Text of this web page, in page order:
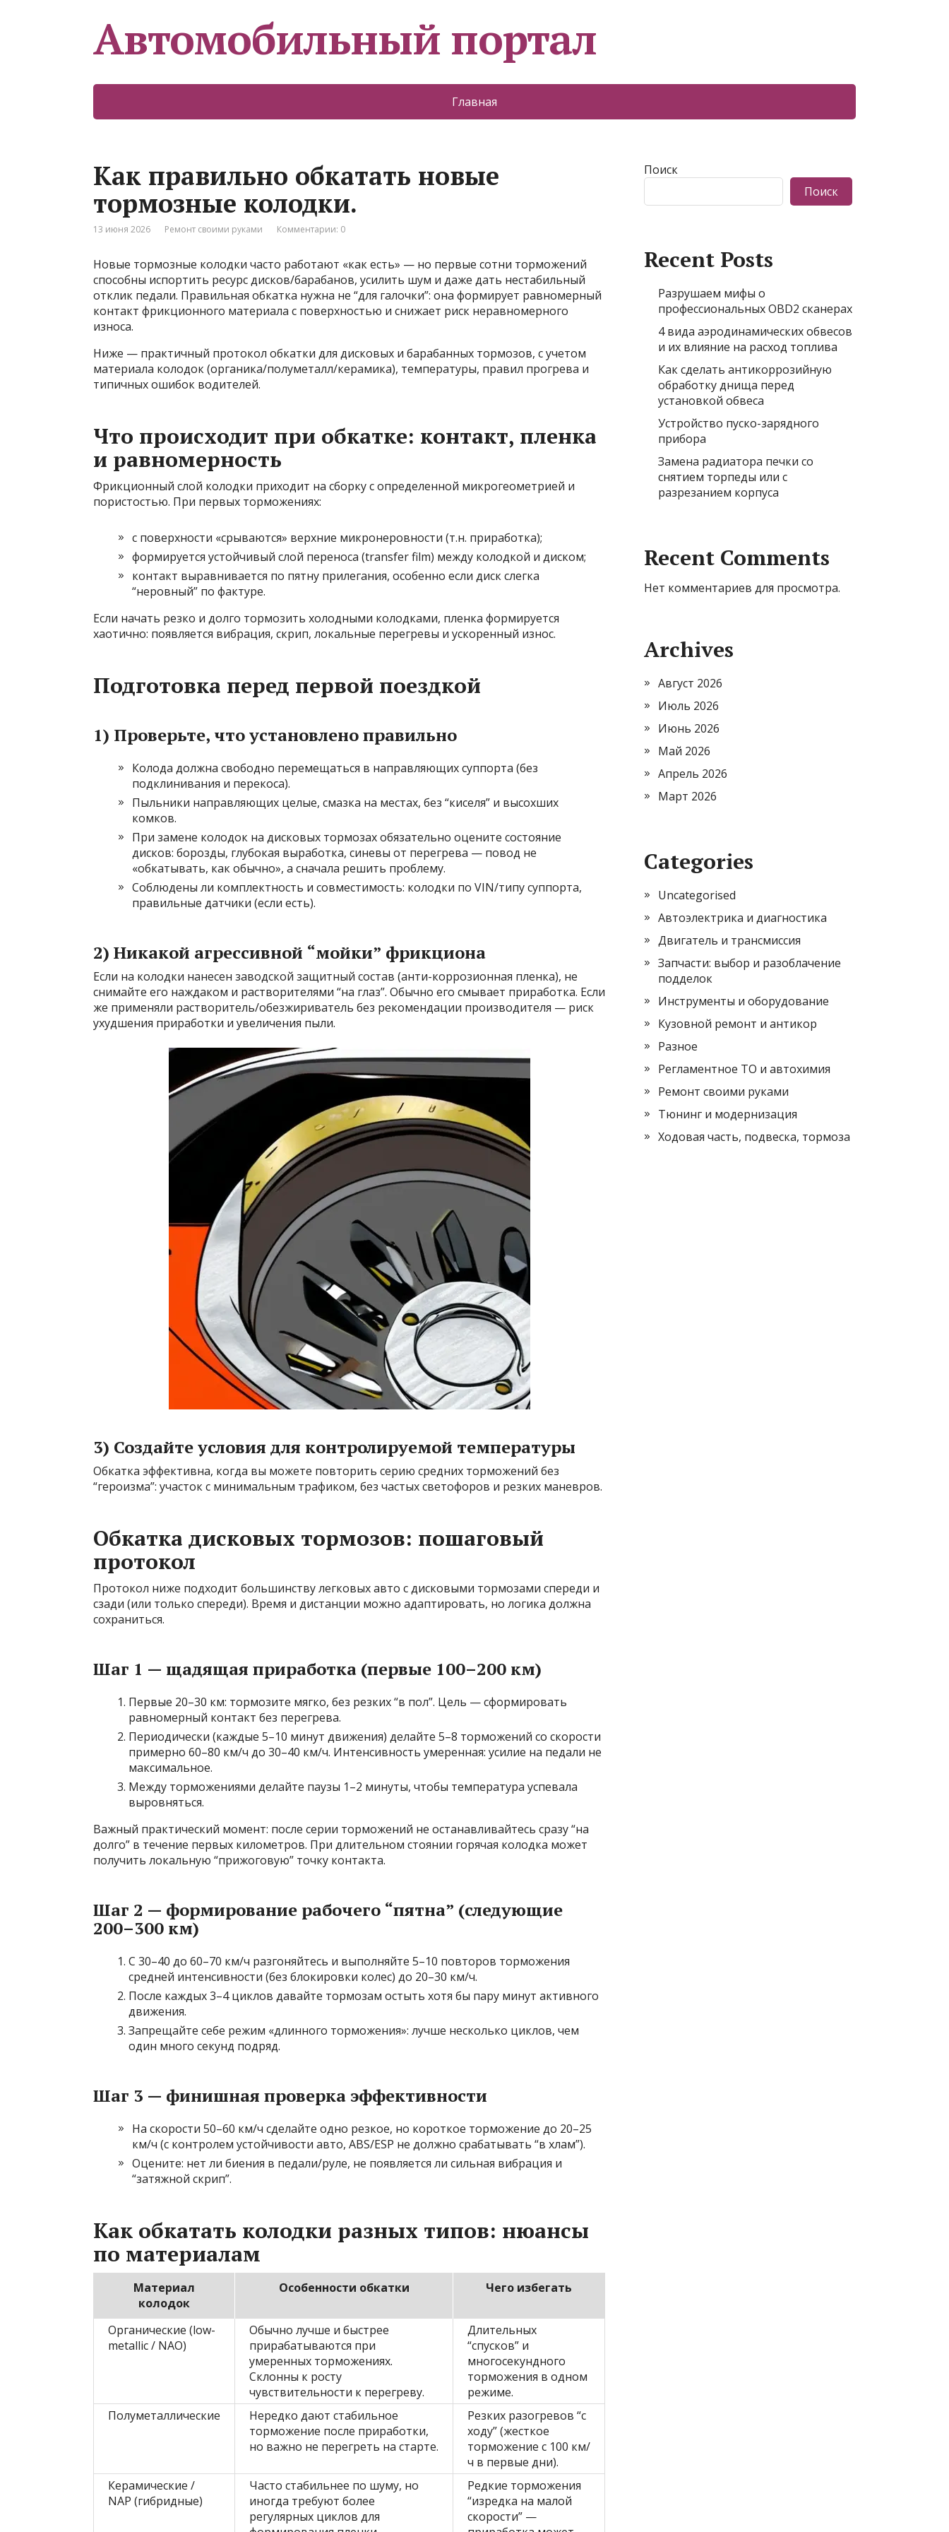
Автомобильный портал
Главная
Как правильно обкатать новые
тормозные колодки.
13 июня 2026 Ремонт своими руками Комментарии: 0
Новые тормозные колодки часто работают «как есть» — но первые сотни торможений
способны испортить ресурс дисков/барабанов, усилить шум и даже дать нестабильный
отклик педали. Правильная обкатка нужна не “для галочки”: она формирует равномерный
контакт фрикционного материала с поверхностью и снижает риск неравномерного
износа.
Ниже — практичный протокол обкатки для дисковых и барабанных тормозов, с учетом
материала колодок (органика/полуметалл/керамика), температуры, правил прогрева и
типичных ошибок водителей.
Что происходит при обкатке: контакт, пленка
и равномерность
Фрикционный слой колодки приходит на сборку с определенной микрогеометрией и
пористостью. При первых торможениях:
с поверхности «срываются» верхние микронеровности (т.н. приработка);
формируется устойчивый слой переноса (transfer film) между колодкой и диском;
контакт выравнивается по пятну прилегания, особенно если диск слегка
“неровный” по фактуре.
Если начать резко и долго тормозить холодными колодками, пленка формируется
хаотично: появляется вибрация, скрип, локальные перегревы и ускоренный износ.
Подготовка перед первой поездкой
1) Проверьте, что установлено правильно
Колода должна свободно перемещаться в направляющих суппорта (без
подклинивания и перекоса).
Пыльники направляющих целые, смазка на местах, без “киселя” и высохших
комков.
При замене колодок на дисковых тормозах обязательно оцените состояние
дисков: борозды, глубокая выработка, синевы от перегрева — повод не
«обкатывать, как обычно», а сначала решить проблему.
Соблюдены ли комплектность и совместимость: колодки по VIN/типу суппорта,
правильные датчики (если есть).
2) Никакой агрессивной “мойки” фрикциона
Если на колодки нанесен заводской защитный состав (анти-коррозионная пленка), не
снимайте его наждаком и растворителями “на глаз”. Обычно его смывает приработка. Если
же применяли растворитель/обезжириватель без рекомендации производителя — риск
ухудшения приработки и увеличения пыли.
3) Создайте условия для контролируемой температуры
Обкатка эффективна, когда вы можете повторить серию средних торможений без
“героизма”: участок с минимальным трафиком, без частых светофоров и резких маневров.
Обкатка дисковых тормозов: пошаговый
протокол
Протокол ниже подходит большинству легковых авто с дисковыми тормозами спереди и
сзади (или только спереди). Время и дистанции можно адаптировать, но логика должна
сохраниться.
Шаг 1 — щадящая приработка (первые 100–200 км)
Первые 20–30 км: тормозите мягко, без резких “в пол”. Цель — сформировать
равномерный контакт без перегрева.
Периодически (каждые 5–10 минут движения) делайте 5–8 торможений со скорости
примерно 60–80 км/ч до 30–40 км/ч. Интенсивность умеренная: усилие на педали не
максимальное.
Между торможениями делайте паузы 1–2 минуты, чтобы температура успевала
выровняться.
Важный практический момент: после серии торможений не останавливайтесь сразу “на
долго” в течение первых километров. При длительном стоянии горячая колодка может
получить локальную “прижоговую” точку контакта.
Шаг 2 — формирование рабочего “пятна” (следующие
200–300 км)
С 30–40 до 60–70 км/ч разгоняйтесь и выполняйте 5–10 повторов торможения
средней интенсивности (без блокировки колес) до 20–30 км/ч.
После каждых 3–4 циклов давайте тормозам остыть хотя бы пару минут активного
движения.
Запрещайте себе режим «длинного торможения»: лучше несколько циклов, чем
один много секунд подряд.
Шаг 3 — финишная проверка эффективности
На скорости 50–60 км/ч сделайте одно резкое, но короткое торможение до 20–25
км/ч (с контролем устойчивости авто, ABS/ESP не должно срабатывать “в хлам”).
Оцените: нет ли биения в педали/руле, не появляется ли сильная вибрация и
“затяжной скрип”.
Как обкатать колодки разных типов: нюансы
по материалам
Материал
колодок
Особенности обкатки Чего избегать
Органические (low-
metallic / NAO)
Обычно лучше и быстрее
прирабатываются при
умеренных торможениях.
Склонны к росту
чувствительности к перегреву.
Длительных
“спусков” и
многосекундного
торможения в одном
режиме.
Полуметаллические
Нередко дают стабильное
торможение после приработки,
но важно не перегреть на старте.
Резких разогревов “с
ходу” (жесткое
торможение с 100 км/
ч в первые дни).
Керамические /
NAP (гибридные)
Часто стабильнее по шуму, но
иногда требуют более
регулярных циклов для
Редкие торможения
“изредка на малой
скорости” —
Поиск
Поиск
Recent Posts
Разрушаем мифы о
профессиональных OBD2 сканерах
4 вида аэродинамических обвесов
и их влияние на расход топлива
Как сделать антикоррозийную
обработку днища перед
установкой обвеса
Устройство пуско-зарядного
прибора
Замена радиатора печки со
снятием торпеды или с
разрезанием корпуса
Recent Comments
Нет комментариев для просмотра.
Archives
Август 2026
Июль 2026
Июнь 2026
Май 2026
Апрель 2026
Март 2026
Categories
Uncategorised
Автоэлектрика и диагностика
Двигатель и трансмиссия
Запчасти: выбор и разоблачение
подделок
Инструменты и оборудование
Кузовной ремонт и антикор
Разное
Регламентное ТО и автохимия
Ремонт своими руками
Тюнинг и модернизация
Ходовая часть, подвеска, тормоза